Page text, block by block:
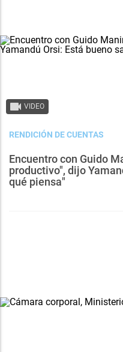
VIDEO
RENDICIÓN DE CUENTAS
Encuentro con Guido
productivo", dijo
qué piensa"